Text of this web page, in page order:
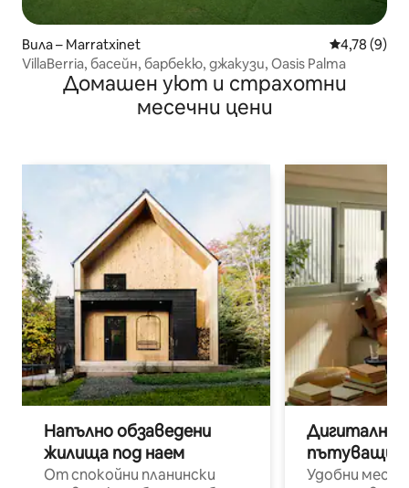
Вила – Marratxinet Средна
4,78 (9)
VillaBerria, басейн, барбекю, джакузи, Oasis Palma
Домашен уют и страхотни
месечни цени
Напълно обзаведени
жилища под наем
От спокойни планински
Дигитални
пътуващи
Удобни